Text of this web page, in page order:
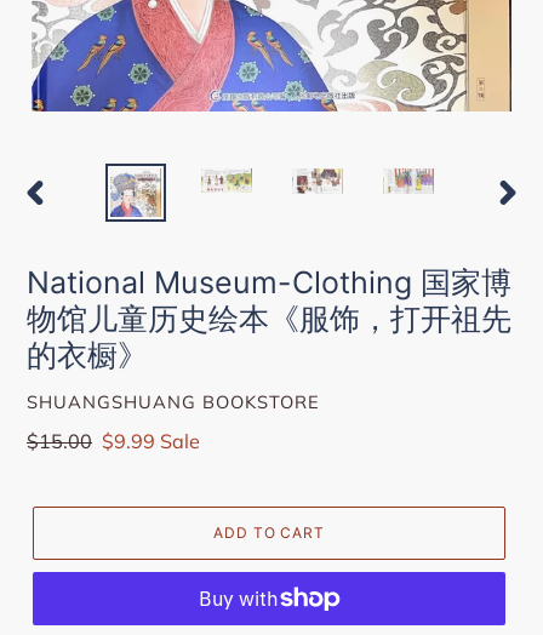
National Museum-Clothing 国家博
物馆儿童历史绘本《服饰，打开祖先
的衣橱》
VENDOR
SHUANGSHUANG BOOKSTORE
Regular
$15.00 Sale
$9.99 Sale
ADD TO CART